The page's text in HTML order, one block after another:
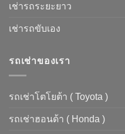
เช่ารถระยะยาว
เช่ารถขับเอง
รถเช่าของเรา
รถเช่าโตโยต้า ( Toyota )
รถเช่าฮอนด้า ( Honda )